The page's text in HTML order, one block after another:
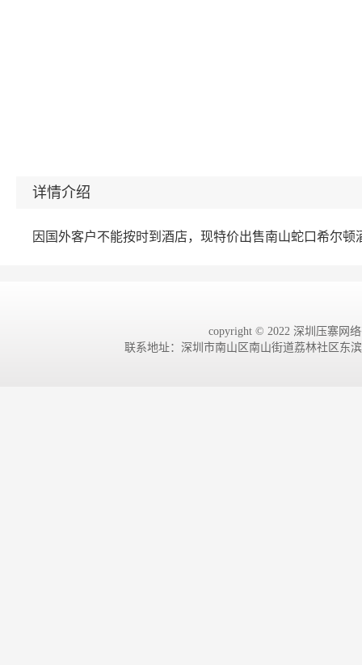
详情介绍
因国外客户不能按时到酒店，现特价出售南山蛇口希尔
copyright © 2022 深圳压寨网
联系地址：深圳市南山区南山街道荔林社区东